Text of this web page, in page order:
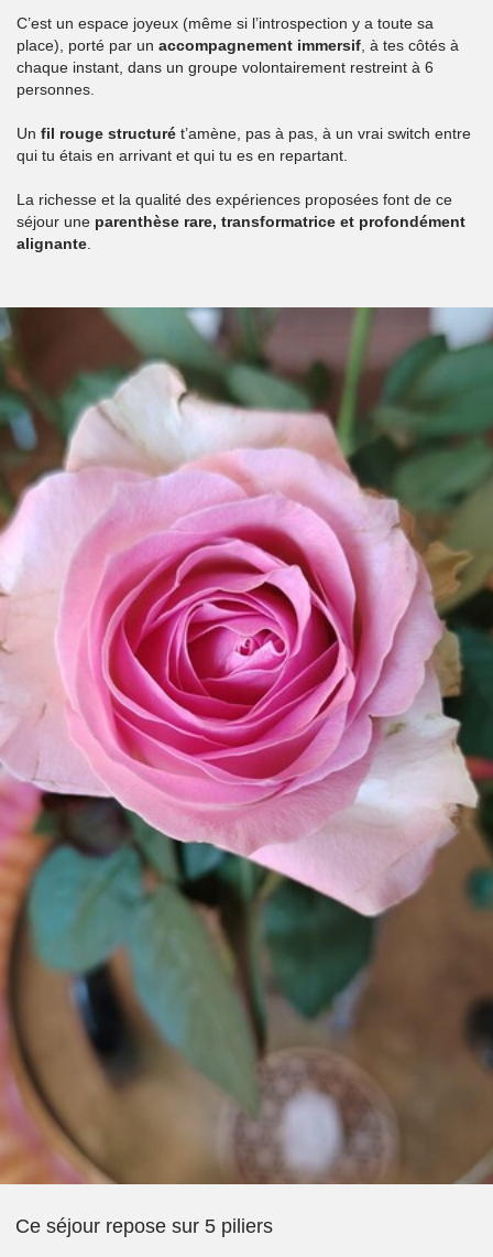
C’est un espace joyeux (même si l’introspection y a toute sa
place), porté par un accompagnement immersif , à tes côtés à
chaque instant, dans un groupe volontairement restreint à 6
personnes.
Un fil rouge structuré t’amène, pas à pas, à un vrai switch entre
qui tu étais en arrivant et qui tu es en repartant.
La richesse et la qualité des expériences proposées font de ce
séjour une parenthèse rare, transformatrice et profondément
alignante
Ce séjour repose sur 5 piliers